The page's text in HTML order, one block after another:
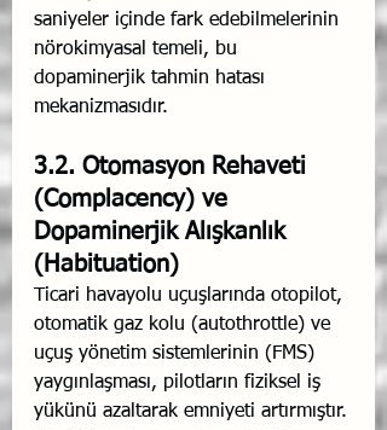
saniyeler içinde fark edebilmelerinin
nörokimyasal temeli, bu
dopaminerjik tahmin hatası
mekanizmasıdır.
3.2. Otomasyon Rehaveti
(Complacency) ve
Dopaminerjik Alışkanlık
(Habituation)
Ticari havayolu uçuşlarında otopilot,
otomatik gaz kolu (autothrottle) ve
uçuş yönetim sistemlerinin (FMS)
yaygınlaşması, pilotların fiziksel iş
yükünü azaltarak emniyeti artırmıştır.